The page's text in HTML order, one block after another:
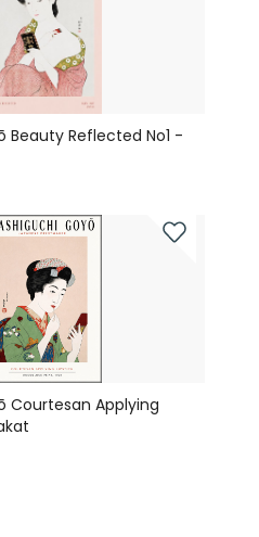
Beauty Reflected No1 -
Courtesan Applying